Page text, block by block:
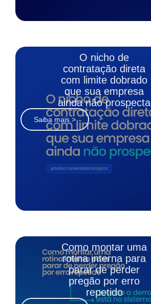
O nicho de
contratação direta
com limite dobrado
que sua empresa
ainda não prospecta
Saiba mais >
Como montar uma
rotina interna para
parar de perder
pregão por erro
repetido